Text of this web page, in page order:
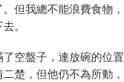
但我總不能浪費食物
。
空盤子，連放碗的位
楚，但他仍不為所動